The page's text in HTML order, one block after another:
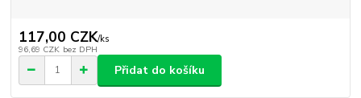
117,00 CZK/ks
96,69 CZK bez DPH
Přidat do košíku